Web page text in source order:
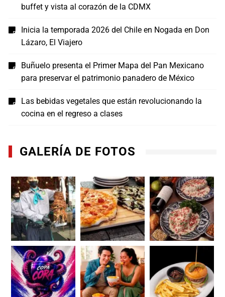
buffet y vista al corazón de la CDMX
Inicia la temporada 2026 del Chile en Nogada en Don
Lázaro, El Viajero
Buñuelo presenta el Primer Mapa del Pan Mexicano
para preservar el patrimonio panadero de México
Las bebidas vegetales que están revolucionando la
cocina en el regreso a clases
GALERÍA DE FOTOS